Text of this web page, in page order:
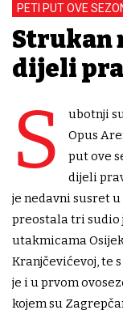
PETI PUT OVE
Strukan
dijeli
S
ubotnji
Opus
put ove
dijeli
je nedavni susret u
preostala tri sudio
utakmicama
Kranjčevićevoj, te
je i u prvom
kojem su